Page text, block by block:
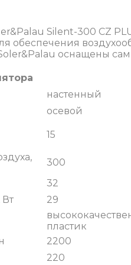
Silent-300 CZ
обеспечения
оснащены
настенный
осевой
15
300
32
29
пластик
2200
220